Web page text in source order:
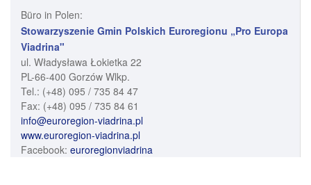
Büro in Polen:
Stowarzyszenie Gmin Polskich Euroregionu „Pro Europa
Viadrina"
ul. Władysława Łokietka 22
PL-66-400 Gorzów Wlkp.
Tel.: (+48) 095 / 735 84 47
Fax: (+48) 095 / 735 84 61
info@euroregion-viadrina.pl
www.euroregion-viadrina.pl
Facebook: euroregionviadrina